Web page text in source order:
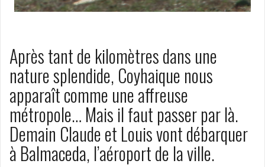
Après tant de kilomètres dans une
nature splendide, Coyhaique nous
apparaît comme une affreuse
métropole… Mais il faut passer par là.
Demain Claude et Louis vont débarquer
à Balmaceda, l’aéroport de la ville.